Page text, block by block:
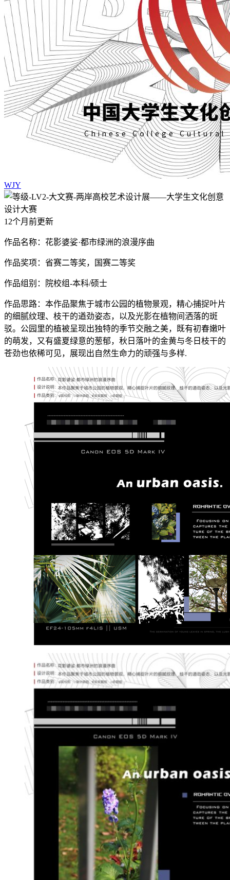
WJY
12个月前更新
作品名称：花影婆娑·都市绿洲的浪漫序曲
作品奖项：省赛二等奖，国赛二等奖
作品组别：院校组-本科/硕士
作品思路：本作品聚焦于城市公园的植物景观，精心捕捉叶片
的细腻纹理、枝干的遒劲姿态，以及光影在植物间洒落的斑
驳。公园里的植被呈现出独特的季节交融之美，既有初春嫩叶
的萌发，又有盛夏绿意的葱郁，秋日落叶的金黄与冬日枝干的
苍劲也依稀可见，展现出自然生命力的顽强与多样.